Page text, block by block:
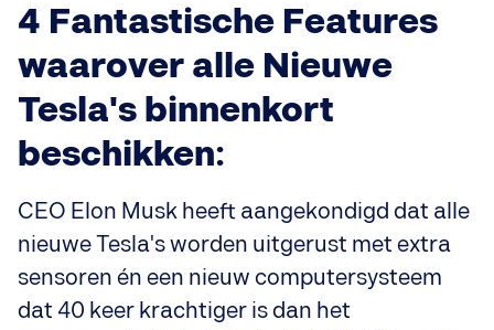
4 Fantastische Features
waarover alle Nieuwe
Tesla's binnenkort
beschikken:
CEO Elon Musk heeft aangekondigd dat alle
nieuwe Tesla's worden uitgerust met extra
sensoren én een nieuw computersysteem
dat 40 keer krachtiger is dan het